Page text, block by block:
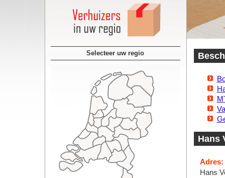
Selecteer uw regio
Hans
Adres:
Hans